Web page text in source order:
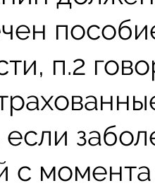
п.2
если
с